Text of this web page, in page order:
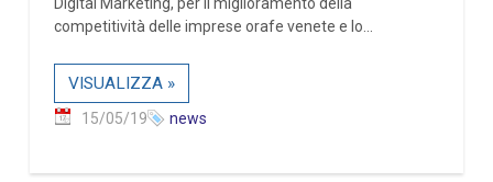
competitività delle imprese orafe venete e lo...
VISUALIZZA »
15/05/19 news